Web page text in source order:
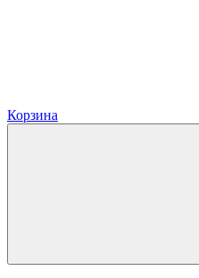
Корзина